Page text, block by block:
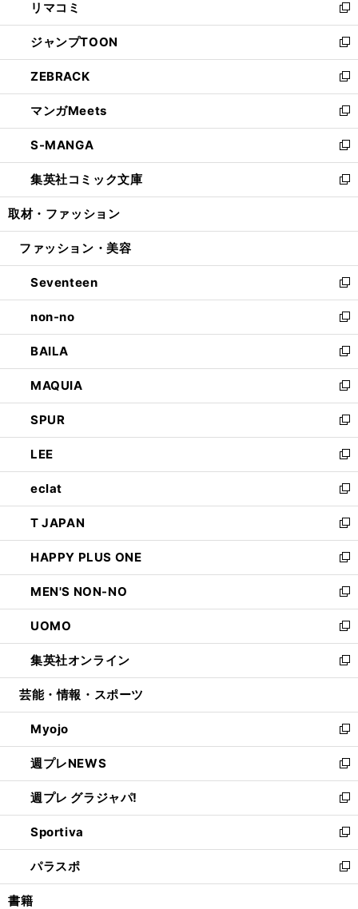
で
開
く
ド
ウ
で
開
く
ィ
ン
ド
ウ
で
開
く
い
ウ
ィ
ン
ド
ウ
で
開
く
リマコミ
新
し
い
ウ
ィ
ン
ド
ウ
で
開
く
ジャンプTOON
新
し
い
ウ
ィ
ン
ド
ウ
で
開
ZEBRACK
新
し
い
ウ
ィ
ン
ド
ウ
開
マンガMeets
新
し
い
ウ
ィ
ン
ウ
開
く
S-MANGA
新
し
い
ウ
ン
ウ
で
開
く
集英社コミック文庫
新
し
ウ
ン
ド
ウ
で
開
く
取材・ファッション
ファッション・美容
Seventeen
新
し
い
ウ
ィ
ン
ド
ウ
で
開
く
non-no
新
し
い
ウ
ィ
ン
ド
ウ
で
開
く
BAILA
新
し
い
ウ
ィ
ン
ド
ウ
で
開
く
MAQUIA
新
し
い
ウ
ィ
ン
ド
ウ
で
開
く
SPUR
新
し
い
ウ
ィ
ン
ド
ウ
で
開
く
LEE
新
し
い
ウ
ィ
ン
ド
ウ
で
開
く
eclat
新
し
い
ウ
ィ
ン
ド
ウ
で
開
く
T JAPAN
新
し
い
ウ
ィ
ン
ド
ウ
で
開
HAPPY PLUS ONE
新
し
い
ウ
ィ
ン
ド
ウ
開
く
MEN'S NON-NO
新
し
い
ウ
ィ
ン
ウ
で
開
く
UOMO
新
し
い
ウ
ン
ド
ウ
で
開
く
集英社オンライン
新
し
ウ
ィ
ン
ド
ウ
で
開
く
芸能・情報・スポーツ
Myojo
新
し
い
ウ
ィ
ン
ド
ウ
で
開
週プレNEWS
新
し
い
ウ
ィ
ン
ド
ウ
週プレ グラジャパ!
新
し
い
ウ
ィ
ン
Sportiva
新
し
い
ウ
パラスポ
新
し
書籍